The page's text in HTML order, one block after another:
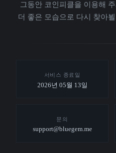
그동안 코인피클을 이용해
더 좋은 모습으로 다시 찾아
서비스 종료일
2026년 05월 13일
문의
support@bluegem.me